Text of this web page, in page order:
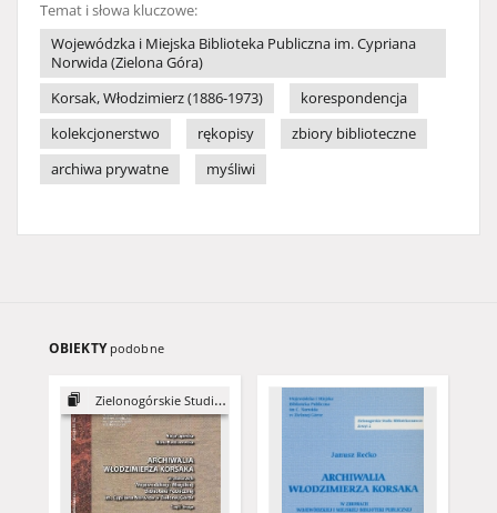
Temat i słowa kluczowe:
Wojewódzka i Miejska Biblioteka Publiczna im. Cypriana
Norwida (Zielona Góra)
Korsak, Włodzimierz (1886-1973)
korespondencja
kolekcjonerstwo
rękopisy
zbiory biblioteczne
archiwa prywatne
myśliwi
OBIEKTY podobne
Zielonogórskie Studia Bibliotekoznawcze, 2019-2020, z. 11-12